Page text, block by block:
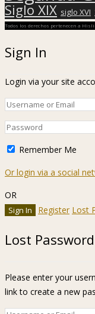
Siglo XIX siglo XVI
Todos los derechos pertenecen a
Sign In
Login via your site
Remember Me
Or login via a social
OR
Register Lost
Lost Password
Please enter your
link to create a new